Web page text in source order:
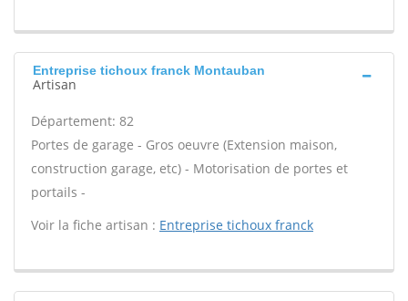
Entreprise tichoux franck Montauban
Artisan
Département: 82
Portes de garage - Gros oeuvre (Extension maison,
construction garage, etc) - Motorisation de portes et
portails -
Voir la fiche artisan : Entreprise tichoux franck